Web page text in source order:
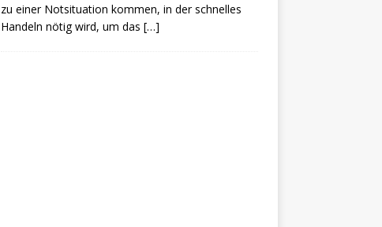
zu einer Notsituation kommen, in der schnelles
Handeln nötig wird, um das […]